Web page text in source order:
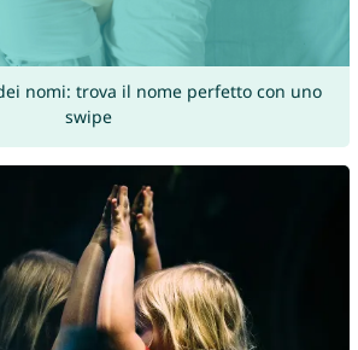
nomi: trova il nome perfetto con uno
swipe